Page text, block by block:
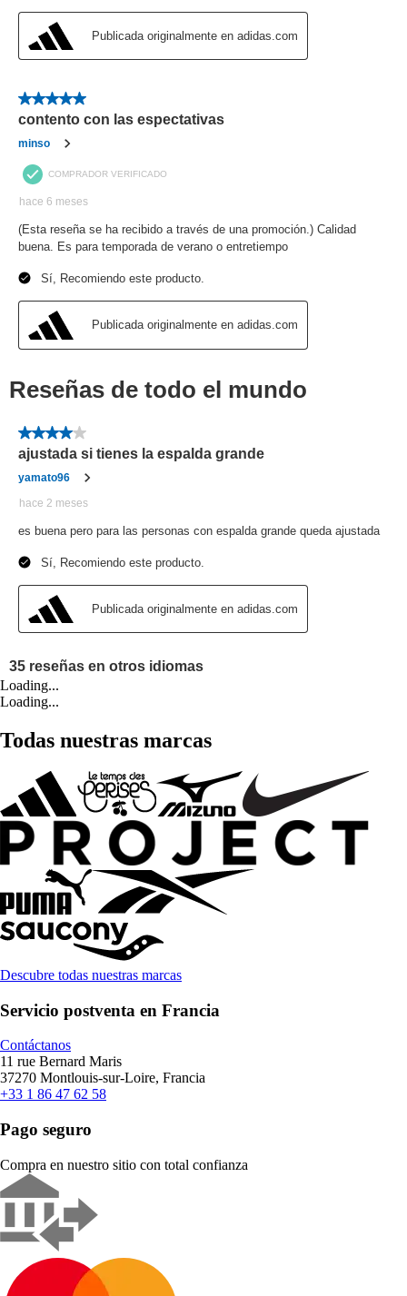
Loading...
Loading...
Todas nuestras marcas
Descubre todas nuestras marcas
Servicio postventa en Francia
Contáctanos
11 rue Bernard Maris
37270 Montlouis-sur-Loire, Francia
+33 1 86 47 62 58
Pago seguro
Compra en nuestro sitio con total confianza